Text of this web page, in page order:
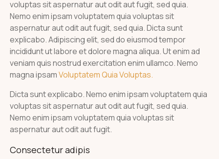
voluptas sit aspernatur aut odit aut fugit, sed quia.
Nemo enim ipsam voluptatem quia voluptas sit
aspernatur aut odit aut fugit, sed quia. Dicta sunt
explicabo. Adipiscing elit, sed do eiusmod tempor
incididunt ut labore et dolore magna aliqua. Ut enim ad
veniam quis nostrud exercitation enim ullamco. Nemo
magna ipsamVoluptatem Quia Voluptas.
Dicta sunt explicabo. Nemo enim ipsam voluptatem quia
voluptas sit aspernatur aut odit aut fugit, sed quia.
Nemo enim ipsam voluptatem quia voluptas sit
aspernatur aut odit aut fugit.
Consectetur adipis